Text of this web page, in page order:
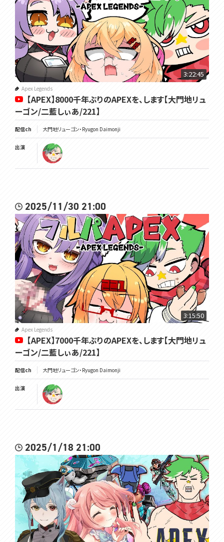
3:22:45
Apex Legends
【APEX】8000千年ぶりのAPEXを、します【大門地リュ
ーゴン/二藍しぃあ/221】
配信ch 大門地リューゴン・Ryugon Daimonji
出演
2025/11/30 21:00
3:15:50
Apex Legends
【APEX】7000千年ぶりのAPEXを、します【大門地リュ
ーゴン/二藍しぃあ/221】
配信ch 大門地リューゴン・Ryugon Daimonji
出演
2025/1/18 21:00